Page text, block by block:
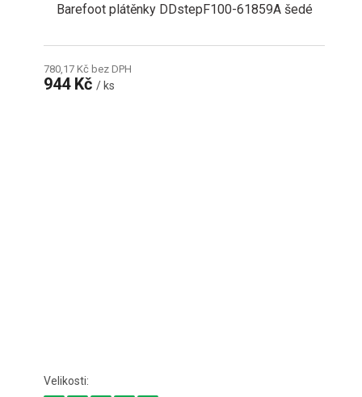
Barefoot plátěnky DDstepF100-61859A šedé
780,17 Kč bez DPH
944 Kč/ ks